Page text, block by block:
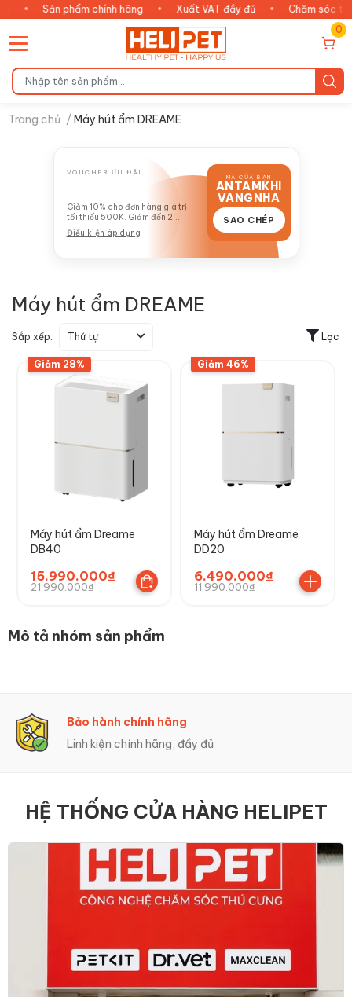
Sản phẩm chính hãng • Xuất VAT đầy đủ •
Chăm sóc thông
0
Trang chủ /Máy hút ẩm DREAME
VOUCHER ƯU ĐÃI
Giảm 10% cho đơn hàng giá trị
tối thiểu 500K. Giảm đến 2
TRIỆU
Điều kiện áp dụng
MÃ CỦA BẠN
ANTAMKHI
VANGNHA
SAO CHÉP
Máy hút ẩm DREAME
Sắp xếp: Thứ tự Lọc
Giảm 28%
Máy hút ẩm Dreame
DB40
15.990.000₫
21.990.000₫
Giảm 46%
Máy hút ẩm Dreame
DD20
6.490.000₫
11.990.000₫
Mô tả nhóm sản phẩm
Trả Góp 0%
Hỗ trợ trả góp linh hoạt
HỆ THỐNG CỬA HÀNG HELIPET